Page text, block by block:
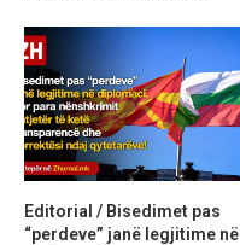
Editorial / Bisedimet pas
“perdeve” janë legjitime në